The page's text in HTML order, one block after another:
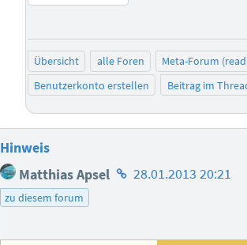
Übersicht alle Foren
Meta-Forum
Benutzerkonto erstellen
Beitrag im
Hinweis
Matthias Apsel Homepage
28.01.2013 20:21
zu diesem forum